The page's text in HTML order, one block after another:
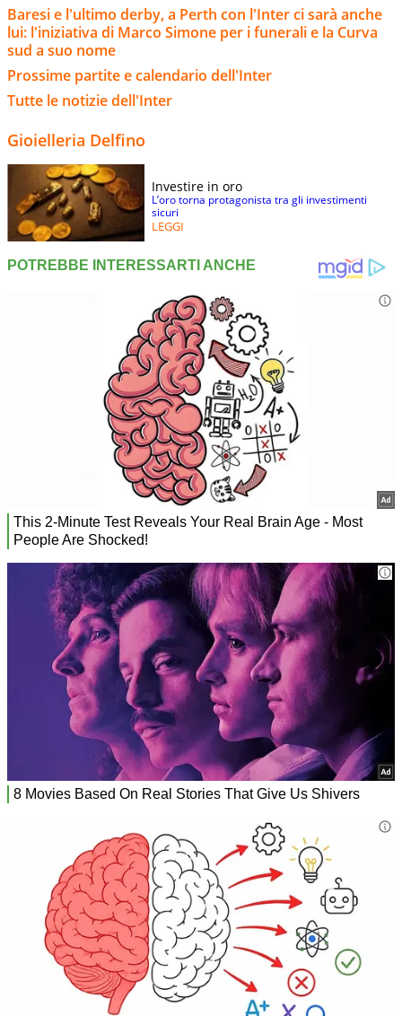
Baresi e l'ultimo derby, a Perth con l'Inter ci sarà anche
lui: l'iniziativa di Marco Simone per i funerali e la Curva
sud a suo nome
Prossime partite e calendario dell'Inter
Tutte le notizie dell'Inter
Gioielleria Delfino
Investire in oro
L’oro torna protagonista tra gli investimenti
sicuri
LEGGI